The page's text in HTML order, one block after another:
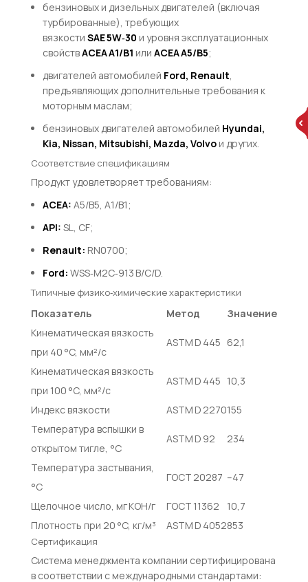
бензиновых и дизельных двигателей (включая
турбированные), требующих
вязкости SAE 5W‑30 и уровня эксплуатационных
свойствACEA A1/B1 или ACEA A5/B5;
двигателей автомобилей Ford, Renault,
предъявляющих дополнительные требования к
моторным маслам;
бензиновых двигателей автомобилей Hyundai,
Kia, Nissan, Mitsubishi, Mazda, Volvoи других.
Соответствие спецификациям
Продукт удовлетворяет требованиям:
ACEA: A5/B5, A1/B1;
API: SL, CF;
Renault: RN0700;
Ford: WSS‑M2C‑913 B/C/D.
Типичные физико‑химические характеристики
Показатель Метод
Значение
Кинематическая вязкость
при 40 °C, мм²/с
ASTM D 445 62,1
Кинематическая вязкость
при 100 °C, мм²/с
ASTM D 445 10,3
Индекс вязкости ASTM D 2270155
Температура вспышки в
открытом тигле, °C
ASTM D 92 234
Температура застывания,
°C
ГОСТ 20287 –47
Щелочное число, мг KOH/г ГОСТ 11362
10,7
Плотность при 20 °C, кг/м³
ASTM D 4052853
Сертификация
Система менеджмента компании сертифицирована
в соответствии с международными стандартами: